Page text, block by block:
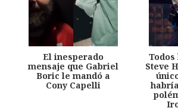
El inesperado
mensaje que Gabriel
Boric le mandó a
Cony Capelli
Steve